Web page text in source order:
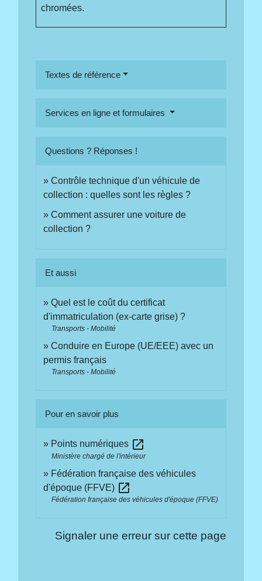
chromées.
Textes de référence
Services en ligne et formulaires
Questions ? Réponses !
Contrôle technique d'un véhicule de
collection : quelles sont les règles ?
Comment assurer une voiture de
collection ?
Et aussi
Quel est le coût du certificat
d'immatriculation (ex-carte grise) ?
Transports - Mobilité
Conduire en Europe (UE/EEE) avec un
permis français
Transports - Mobilité
Pour en savoir plus
Points numériques open_in_new
Ministère chargé de l'intérieur
Fédération française des véhicules
d'époque (FFVE) open_in_new
Fédération française des véhicules d'époque (FFVE)
Signaler une erreur sur cette page